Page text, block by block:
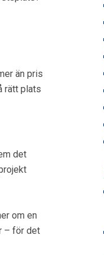
än pris
rätt plats
det
om en
– för det